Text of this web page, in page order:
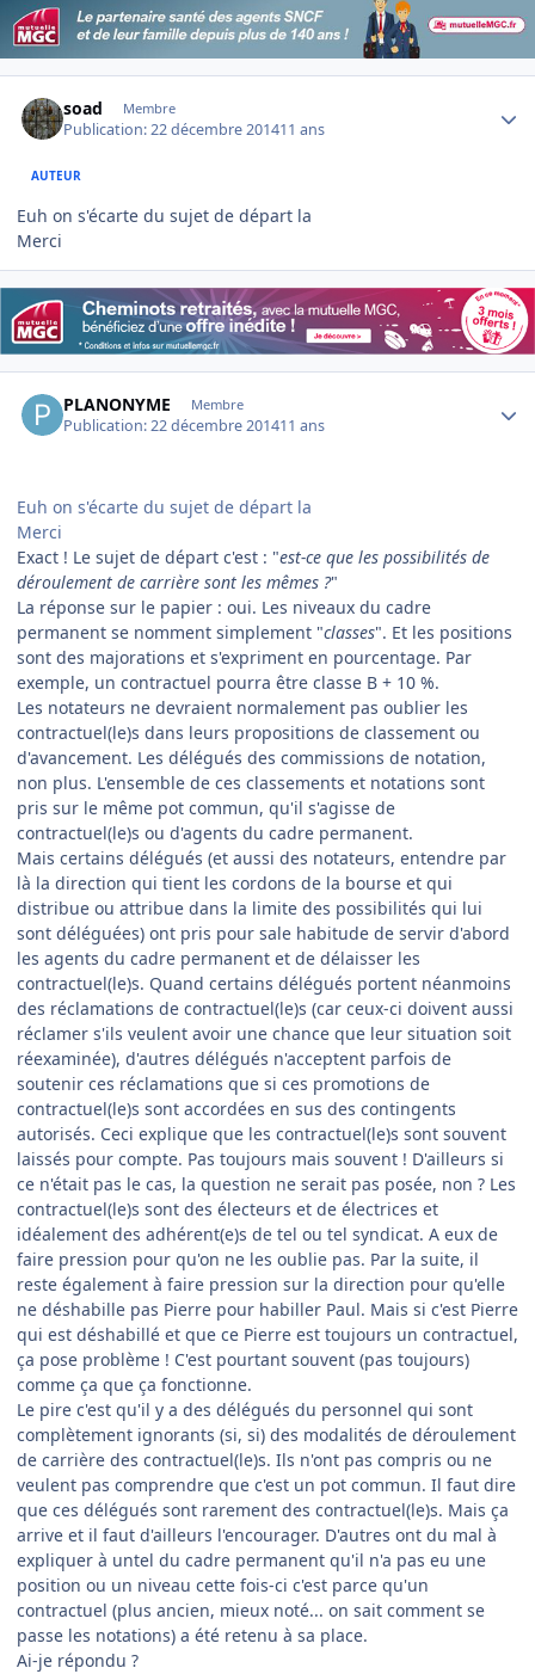
soad Membre
Publication:22 décembre 201411 ans
AUTEUR
Euh on s'écarte du sujet de départ la
Merci
PLANONYME Membre
Publication:22 décembre 201411 ans
Euh on s'écarte du sujet de départ la
Merci
Exact ! Le sujet de départ c'est : "est-ce que les possibilités de
déroulement de carrière sont les mêmes ?"
La réponse sur le papier : oui. Les niveaux du cadre
permanent se nomment simplement "classes". Et les positions
sont des majorations et s'expriment en pourcentage. Par
exemple, un contractuel pourra être classe B + 10 %.
Les notateurs ne devraient normalement pas oublier les
contractuel(le)s dans leurs propositions de classement ou
d'avancement. Les délégués des commissions de notation,
non plus. L'ensemble de ces classements et notations sont
pris sur le même pot commun, qu'il s'agisse de
contractuel(le)s ou d'agents du cadre permanent.
Mais certains délégués (et aussi des notateurs, entendre par
là la direction qui tient les cordons de la bourse et qui
distribue ou attribue dans la limite des possibilités qui lui
sont déléguées) ont pris pour sale habitude de servir d'abord
les agents du cadre permanent et de délaisser les
contractuel(le)s. Quand certains délégués portent néanmoins
des réclamations de contractuel(le)s (car ceux-ci doivent aussi
réclamer s'ils veulent avoir une chance que leur situation soit
réexaminée), d'autres délégués n'acceptent parfois de
soutenir ces réclamations que si ces promotions de
contractuel(le)s sont accordées en sus des contingents
autorisés. Ceci explique que les contractuel(le)s sont souvent
laissés pour compte. Pas toujours mais souvent ! D'ailleurs si
ce n'était pas le cas, la question ne serait pas posée, non ? Les
contractuel(le)s sont des électeurs et de électrices et
idéalement des adhérent(e)s de tel ou tel syndicat. A eux de
faire pression pour qu'on ne les oublie pas. Par la suite, il
reste également à faire pression sur la direction pour qu'elle
ne déshabille pas Pierre pour habiller Paul. Mais si c'est Pierre
qui est déshabillé et que ce Pierre est toujours un contractuel,
ça pose problème ! C'est pourtant souvent (pas toujours)
comme ça que ça fonctionne.
Le pire c'est qu'il y a des délégués du personnel qui sont
complètement ignorants (si, si) des modalités de déroulement
de carrière des contractuel(le)s. Ils n'ont pas compris ou ne
veulent pas comprendre que c'est un pot commun. Il faut dire
que ces délégués sont rarement des contractuel(le)s. Mais ça
arrive et il faut d'ailleurs l'encourager. D'autres ont du mal à
expliquer à untel du cadre permanent qu'il n'a pas eu une
position ou un niveau cette fois-ci c'est parce qu'un
contractuel (plus ancien, mieux noté... on sait comment se
passe les notations) a été retenu à sa place.
Ai-je répondu ?